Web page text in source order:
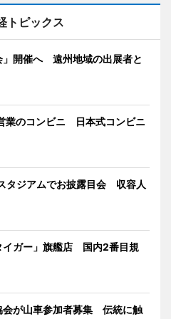
トピックス
」開催へ 遠州地域の出展者と
業のコンビニ 日本式コンビニ
タジアムでお披露目会 収容人
イガー」旗艦店 国内2番目規
会が山車参加者募集 伝統に触